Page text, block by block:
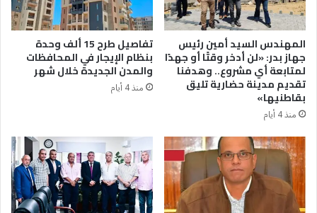
المهندس السيد أمين رئيس
جهاز بدر: «لن أدخر وقتًا أو جهدًا
لمتابعة أي مشروع.. وهدفنا
تقديم مدينة حضارية تليق
بقاطنيها»
منذ 4 أيام
تفاصيل طرح 15 ألف وحدة
بنظام الإيجار في المحافظات
والمدن الجديدة خلال شهر
منذ 4 أيام